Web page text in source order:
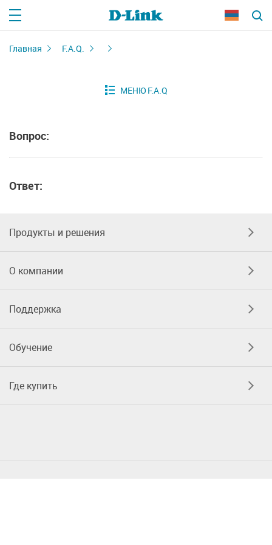
Главная F.A.Q.
Вопрос:
Ответ:
Продукты и решения
О компании
Поддержка
Обучение
Где купить